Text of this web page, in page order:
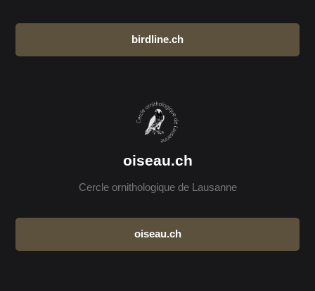
birdline.ch
oiseau.ch
Cercle ornithologique de Lausanne
oiseau.ch